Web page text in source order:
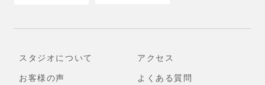
スタジオについて アクセス
お客様の声 よくある質問